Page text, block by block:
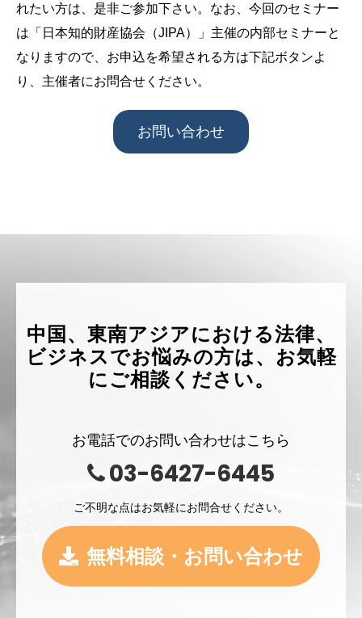
れたい方は、是非ご参加下さい。なお、今回のセミナー
は「日本知的財産協会（JIPA）」主催の内部セミナーと
なりますので、お申込を希望される方は下記ボタンよ
り、主催者にお問合せください。
お問い合わせ
中国、東南アジアにおける法律、
ビジネスでお悩みの方は、お気軽
にご相談ください。
お電話でのお問い合わせはこちら
03-6427-6445
ご不明な点はお気軽にお問合せください。
無料相談・お問い合わせ